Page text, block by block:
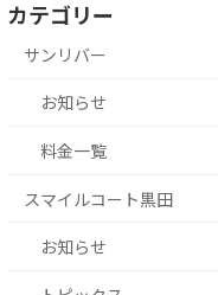
カテゴリー
サンリバー
お知らせ
料金一覧
スマイルコート黒田
お知らせ